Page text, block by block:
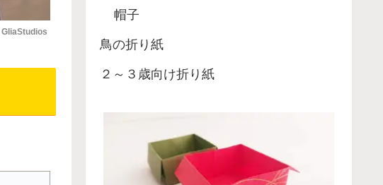
GliaStudios
帽子
鳥の折り紙
２～３歳向け折り紙